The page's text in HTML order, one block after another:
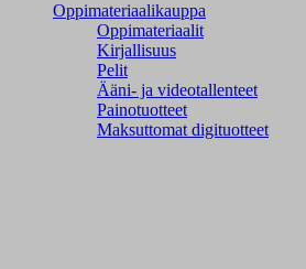
Oppimateriaalikauppa
Oppimateriaalit
Kirjallisuus
Pelit
Ääni- ja videotallenteet
Painotuotteet
Maksuttomat digituotteet